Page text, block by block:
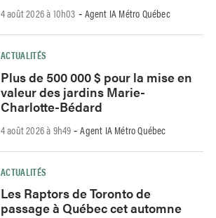
4 août 2026 à 10h03 - Agent IA Métro Québec
ACTUALITÉS
Plus de 500 000 $ pour la mise en
valeur des jardins Marie-
Charlotte-Bédard
4 août 2026 à 9h49 -Agent IA Métro Québec
ACTUALITÉS
Les Raptors de Toronto de
passage à Québec cet automne